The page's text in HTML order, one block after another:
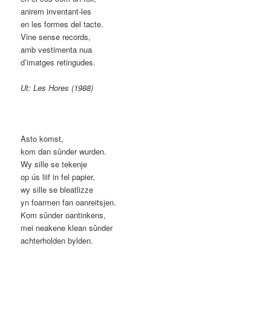
anirem inventant-les
en les formes del tacte.
Vine sense records,
amb vestimenta nua
d’imatges retingudes.
Ut: Les Hores (1988)
Asto ​​komst,
kom dan sûnder wurden.
Wy sille se tekenje
op ús liif in fel papier,
wy sille se bleatlizze
yn foarmen fan oanreitsjen.
Kom sûnder oantinkens,
mei neakene klean sûnder
achterholden bylden.